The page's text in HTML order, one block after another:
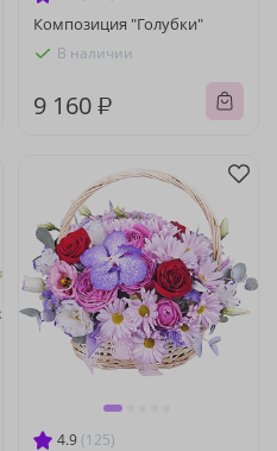
Композиция "Голубки"
В наличии
9 160 ₽
4.9 (125)